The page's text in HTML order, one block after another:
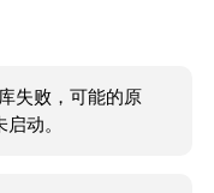
失败，可能的原
动。